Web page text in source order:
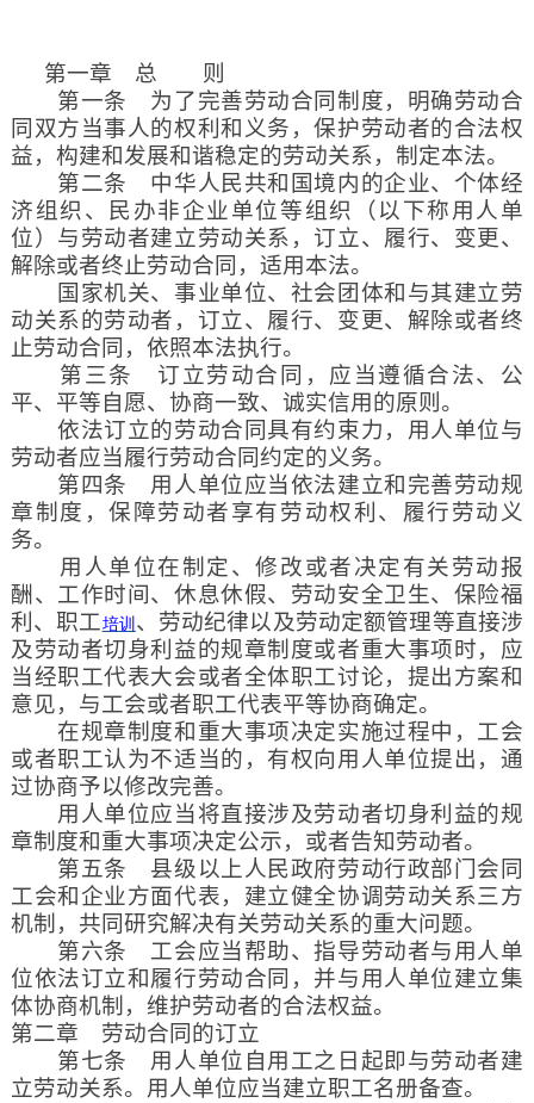
第一章 总 则
第一条 为了完善劳动合同制度，明确劳动合
同双方当事人的权利和义务，保护劳动者的合法权
益，构建和发展和谐稳定的劳动关系，制定本法。
第二条 中华人民共和国境内的企业、个体经
济组织、民办非企业单位等组织（以下称用人单
位）与劳动者建立劳动关系，订立、履行、变更、
解除或者终止劳动合同，适用本法。
国家机关、事业单位、社会团体和与其建立劳
动关系的劳动者，订立、履行、变更、解除或者终
止劳动合同，依照本法执行。
第三条 订立劳动合同，应当遵循合法、公
平、平等自愿、协商一致、诚实信用的原则。
依法订立的劳动合同具有约束力，用人单位与
劳动者应当履行劳动合同约定的义务。
第四条 用人单位应当依法建立和完善劳动规
章制度，保障劳动者享有劳动权利、履行劳动义
务。
用人单位在制定、修改或者决定有关劳动报
酬、工作时间、休息休假、劳动安全卫生、保险福
利、职工培训、劳动纪律以及劳动定额管理等直接涉
及劳动者切身利益的规章制度或者重大事项时，应
当经职工代表大会或者全体职工讨论，提出方案和
意见，与工会或者职工代表平等协商确定。
在规章制度和重大事项决定实施过程中，工会
或者职工认为不适当的，有权向用人单位提出，通
过协商予以修改完善。
用人单位应当将直接涉及劳动者切身利益的规
章制度和重大事项决定公示，或者告知劳动者。
第五条 县级以上人民政府劳动行政部门会同
工会和企业方面代表，建立健全协调劳动关系三方
机制，共同研究解决有关劳动关系的重大问题。
第六条 工会应当帮助、指导劳动者与用人单
位依法订立和履行劳动合同，并与用人单位建立集
体协商机制，维护劳动者的合法权益。
第二章 劳动合同的订立
第七条 用人单位自用工之日起即与劳动者建
立劳动关系。用人单位应当建立职工名册备查。